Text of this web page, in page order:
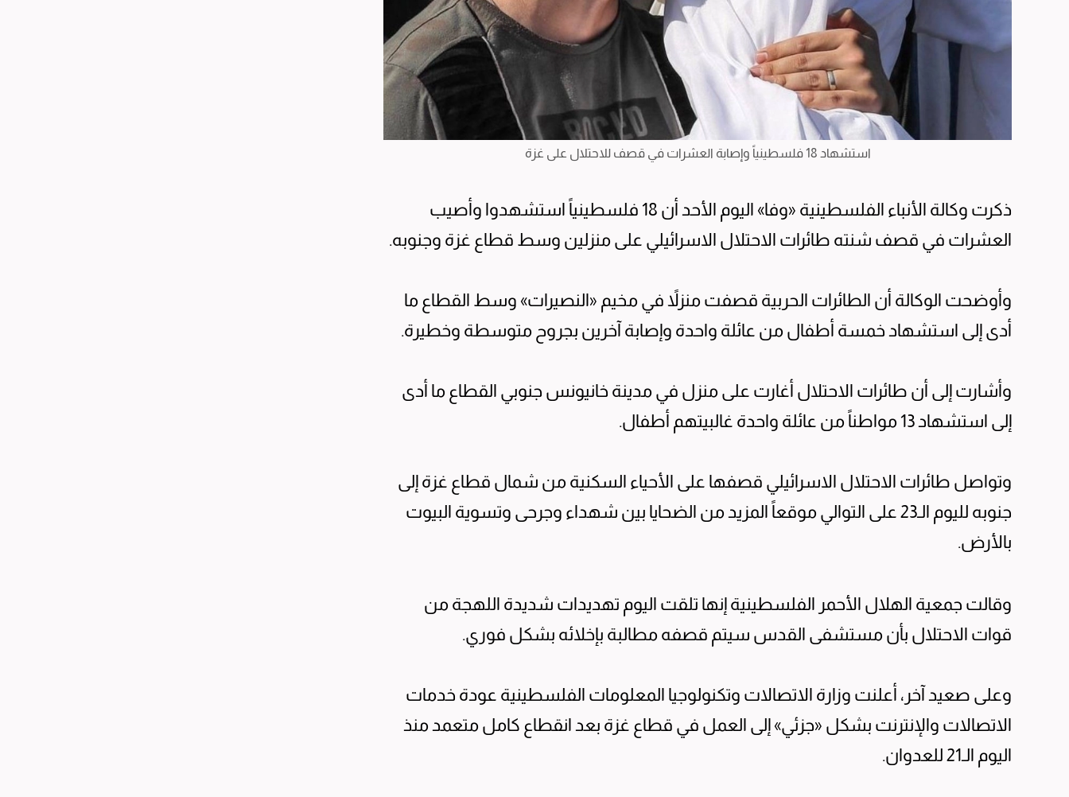
استشهاد 18 فلسطينياً وإصابة العشرات في قصف للاحتلال على غزة
ذكرت وكالة الأنباء الفلسطينية «وفا» اليوم الأحد أن 18 فلسطينياً استشهدوا وأصيب
العشرات في قصف شنته طائرات الاحتلال الاسرائيلي على منزلين وسط قطاع غزة وجنوبه.
وأوضحت الوكالة أن الطائرات الحربية قصفت منزلاً في مخيم «النصيرات» وسط القطاع ما
أدى إلى استشهاد خمسة أطفال من عائلة واحدة وإصابة آخرين بجروح متوسطة وخطيرة.
وأشارت إلى أن طائرات الاحتلال أغارت على منزل في مدينة خانيونس جنوبي القطاع ما أدى
إلى استشهاد 13 مواطناً من عائلة واحدة غالبيتهم أطفال.
وتواصل طائرات الاحتلال الاسرائيلي قصفها على الأحياء السكنية من شمال قطاع غزة إلى
جنوبه لليوم الـ23 على التوالي موقعاً المزيد من الضحايا بين شهداء وجرحى وتسوية البيوت
بالأرض.
وقالت جمعية الهلال الأحمر الفلسطينية إنها تلقت اليوم تهديدات شديدة اللهجة من
قوات الاحتلال بأن مستشفى القدس سيتم قصفه مطالبة بإخلائه بشكل فوري.
وعلى صعيد آخر، أعلنت وزارة الاتصالات وتكنولوجيا المعلومات الفلسطينية عودة خدمات
الاتصالات والإنترنت بشكل «جزئي» إلى العمل في قطاع غزة بعد انقطاع كامل متعمد منذ
اليوم الـ21 للعدوان.